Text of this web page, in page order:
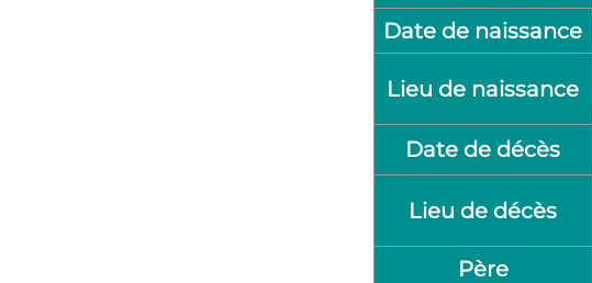
Date de naissance
Lieu de naissance
Date de décès
Lieu de décès
Père